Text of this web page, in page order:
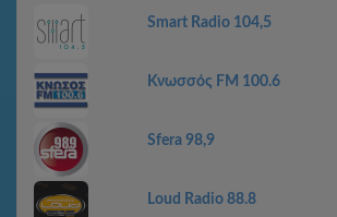
Smart Radio 104,5
Κνωσσός FM 100.6
Sfera 98,9
Loud Radio 88.8